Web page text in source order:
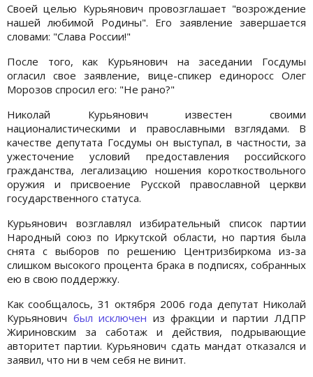
Своей целью Курьянович провозглашает "возрождение
нашей любимой Родины". Его заявление завершается
словами: "Слава России!"
После того, как Курьянович на заседании Госдумы
огласил свое заявление, вице-спикер единоросс Олег
Морозов спросил его: "Не рано?"
Николай Курьянович известен своими
националистическими и православными взглядами. В
качестве депутата Госдумы он выступал, в частности, за
ужесточение условий предоставления российского
гражданства, легализацию ношения короткоствольного
оружия и присвоение Русской православной церкви
государственного статуса.
Курьянович возглавлял избирательный список партии
Народный союз по Иркутской области, но партия была
снята с выборов по решению Центризбиркома из-за
слишком высокого процента брака в подписях, собранных
ею в свою поддержку.
Как сообщалось, 31 октября 2006 года депутат Николай
Курьянович был исключен из фракции и партии ЛДПР
Жириновским за саботаж и действия, подрывающие
авторитет партии. Курьянович сдать мандат отказался и
заявил, что ни в чем себя не винит.